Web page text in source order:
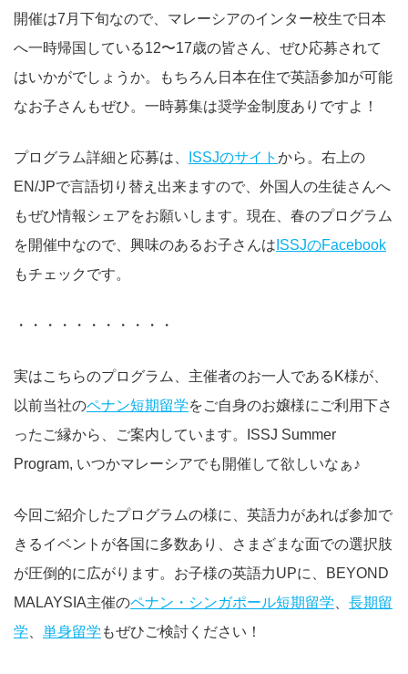
開催は7月下旬なので、マレーシアのインター校生で日本
へ一時帰国している12〜17歳の皆さん、ぜひ応募されて
はいかがでしょうか。もちろん日本在住で英語参加が可能
なお子さんもぜひ。一時募集は奨学金制度ありですよ！
プログラム詳細と応募は、 ISSJのサイト から。右上の
EN/JPで言語切り替え出来ますので、外国人の生徒さんへ
もぜひ情報シェアをお願いします。現在、春のプログラム
を開催中なので、興味のあるお子さんは ISSJのFacebook
もチェックです。
・・・・・・・・・・・
実はこちらのプログラム、主催者のお一人であるK様が、
以前当社のペナン短期留学をご自身のお嬢様にご利用下さ
ったご縁から、ご案内しています。ISSJ Summer
Program, いつかマレーシアでも開催して欲しいなぁ♪
今回ご紹介したプログラムの様に、英語力があれば参加で
きるイベントが各国に多数あり、さまざまな面での選択肢
が圧倒的に広がります。お子様の英語力UPに、BEYOND
MALAYSIA主催のペナン・シンガポール短期留学
長期留
学
単身留学 もぜひご検討ください！